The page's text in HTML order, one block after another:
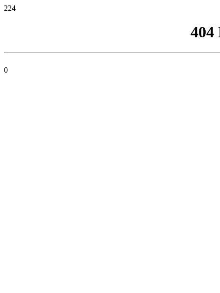
224
404
0